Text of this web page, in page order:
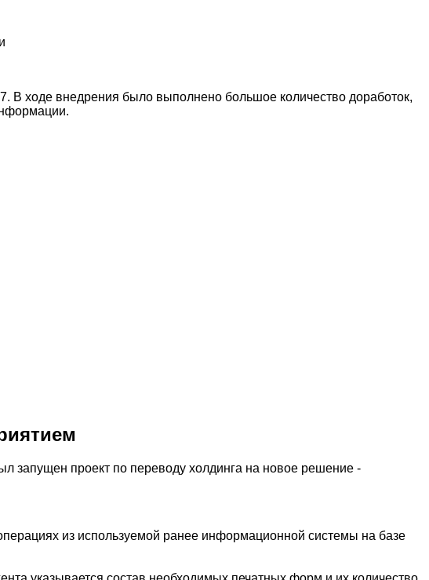
В ходе внедрения было выполнено большое количество доработок,
запущен проект по переводу холдинга на новое решение -
из используемой ранее информационной системы на базе